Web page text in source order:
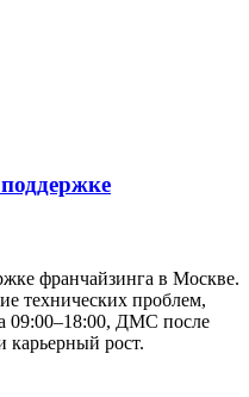
франчайзинга в Москве.
технических проблем,
09:00–18:00, ДМС после
карьерный рост.